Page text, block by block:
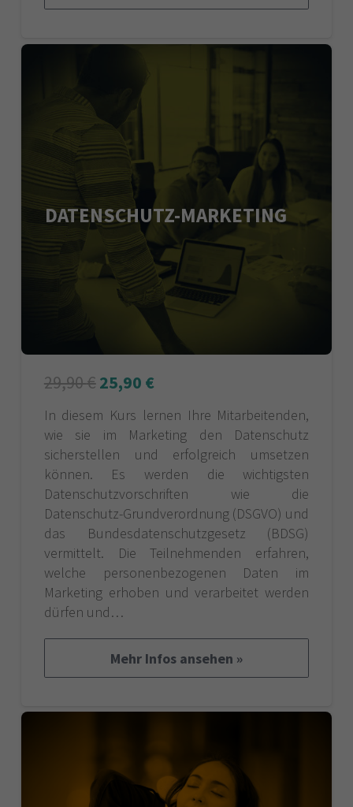
DATENSCHUTZ-MARKETING
29,90€25,90 €
In diesem Kurs lernen Ihre Mitarbeitenden,
wie sie im Marketing den Datenschutz
sicherstellen und erfolgreich umsetzen
können. Es werden die wichtigsten
Datenschutzvorschriften wie die
Datenschutz-Grundverordnung (DSGVO) und
das Bundesdatenschutzgesetz (BDSG)
vermittelt. Die Teilnehmenden erfahren,
welche personenbezogenen Daten im
Marketing erhoben und verarbeitet werden
dürfen und…
Mehr Infos ansehen »